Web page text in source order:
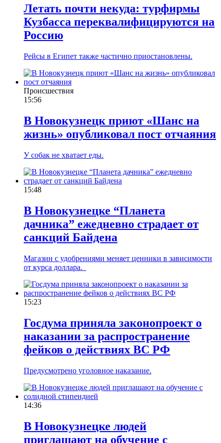
Летать почти некуда: турфирмы
Кузбасса переквалифицируются на
Россию
Рейсы в Египет также частично приостановлены.
Происшествия
15:56
В Новокузнецк приют «Шанс на
жизнь» опубликовал пост отчаяния
У собак не хватает еды.
15:48
В Новокузнецке “Планета
дачника” ежедневно страдает от
санкций Байдена
Магазин с удобрениями меняет ценники в зависимости
от курса доллара.
15:23
Госдума приняла законопроект о
наказании за распространение
фейков о действиях ВС РФ
Предусмотрено уголовное наказание.
14:36
В Новокузнецке людей
приглашают на обучение с